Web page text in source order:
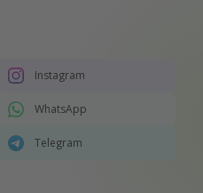
Instagram
WhatsApp
Telegram